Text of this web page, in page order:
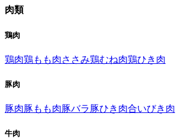
肉類
鶏肉
鶏肉鶏もも肉ささみ鶏むね肉鶏ひき肉
豚肉
豚肉豚もも肉豚バラ豚ひき肉合いびき肉
牛肉